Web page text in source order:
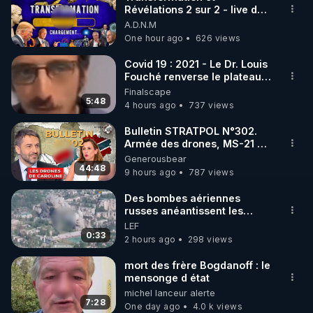
🌱 INSTAGRAM
https://www.instagram.com/rdlr_thierrycasasnovas/
http://rgnr.li/instagram
🌱 LA NEWSLETTER
Pour ne pas rater l’actualité RGNR (stages,
http://rgnr.li/news
🌱 VIDÉOS NON CENSURÉES SUR ODYSEE
Toutes les vidéos Youtube sont aussi sur la
http://rgnr.li/odysee
🌱 LES STAGES EN PRÉSENTIEL
http://rgnr.li/stages
Révélations 2 sur 2 - live du
07/08/26
A.D.N.M
One hour ago
626 views
5:48
Covid 19 : 2021 - Le Dr. Louis
Fouché renverse le plateau
de CNews !
Finalscape
4 hours ago
737 views
44:48
Bulletin STRATPOL N°302.
Armée des drones, MS-21 en
série, missiles coréens.
07.08.2026.
Generousbear
9 hours ago
787 views
0:33
Des bombes aériennes
russes anéantissent les
centres de contrôle de
drones de 3 brigades
ukrainienne
LEF
2 hours ago
298 views
7:28
mort des frère Bogdanoff : le
mensonge d état
michel lanceur alerte
One day ago
4.0 k views